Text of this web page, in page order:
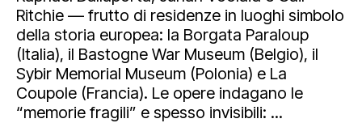
Ritchie — frutto di residenze in luoghi simbolo
della storia europea: la Borgata Paraloup
(Italia), il Bastogne War Museum (Belgio), il
Sybir Memorial Museum (Polonia) e La
Coupole (Francia). Le opere indagano le
“memorie fragili” e spesso invisibili: ...